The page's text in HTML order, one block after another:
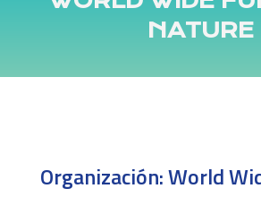
NATURE
Organización:World